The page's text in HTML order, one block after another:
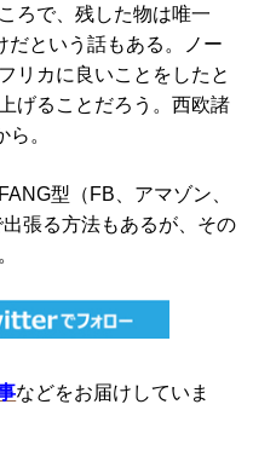
ろで、残した物は唯一
だという話もある。ノー
リカに良いことをしたと
げることだろう。西欧諸
。
型（FB、アマゾン、
張る方法もあるが、その
などをお届けしていま